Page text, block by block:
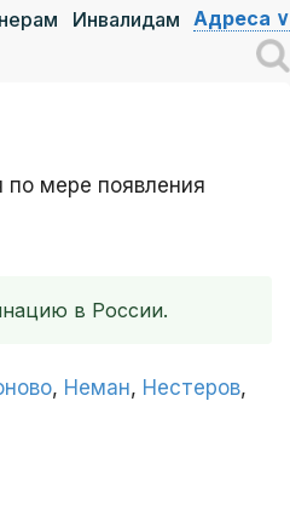
Инвалидам Адреса ∨
по мере появления
в России.
, Неман, Нестеров,